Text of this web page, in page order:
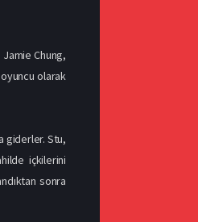
Chung,
olarak
giderler. Stu,
içkilerini
sonra